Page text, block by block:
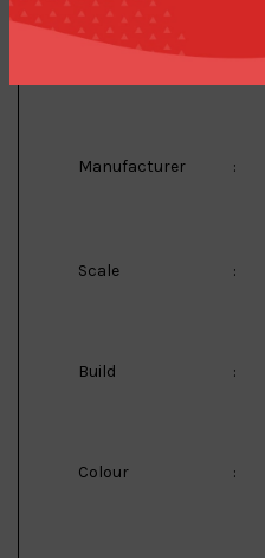
Description
Manufacturer :
Scale :
Build :
Colour :